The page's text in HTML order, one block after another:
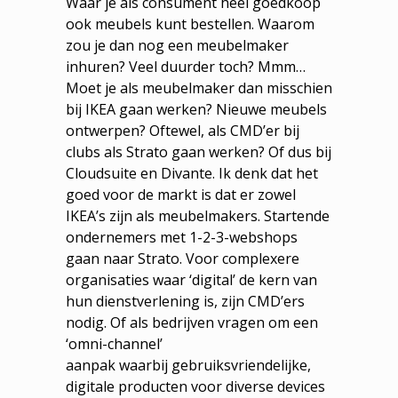
ook meubels kunt bestellen. Waarom
zou je dan nog een meubelmaker
inhuren? Veel duurder toch? Mmm…
Moet je als meubelmaker dan misschien
bij IKEA gaan werken? Nieuwe meubels
ontwerpen? Oftewel, als CMD’er bij
clubs als Strato gaan werken? Of dus bij
Cloudsuite en Divante. Ik denk dat het
goed voor de markt is dat er zowel
IKEA’s zijn als meubelmakers. Startende
ondernemers met 1-2-3-webshops
gaan naar Strato. Voor complexere
organisaties waar ‘digital’ de kern van
hun dienstverlening is, zijn CMD’ers
nodig. Of als bedrijven vragen om een
‘omni-channel’
aanpak waarbij gebruiksvriendelijke,
digitale producten voor diverse devices